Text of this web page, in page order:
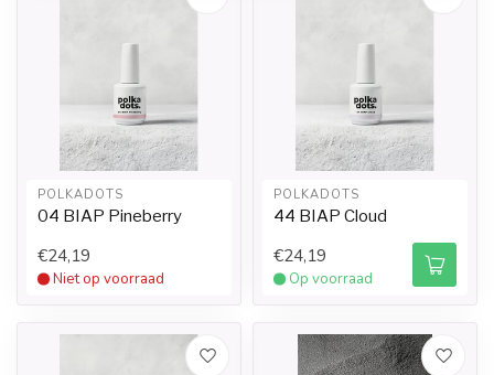
POLKADOTS
04 BIAP Pineberry
€24,19
Niet op voorraad
POLKADOTS
44 BIAP Cloud
€24,19
Op voorraad